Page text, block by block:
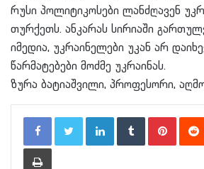
რუსი პოლიტიკოსები ლანძღავენ
თურქეთს. ანკარას სირიაში
იმედია, უკრაინელები უკან არ
წარმატებები მოძმე უკრაინას.
ზურა ბატიაშვილი, პროფესორი,
LinkedInTumblr
Print